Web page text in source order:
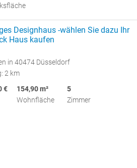
Designhaus -wählen Sie dazu Ihr
Haus kaufen
in 40474 Düsseldorf
2 km
€
154,90 m²
Wohnfläche
5
Zimmer